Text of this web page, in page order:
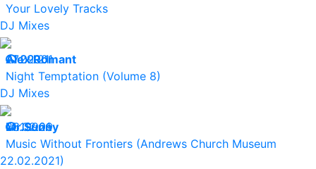
Your Lovely Tracks
DJ Mixes
27.02.21
29001
Alex Romant
Night Temptation (Volume 8)
DJ Mixes
26.02.21
19909
Mr.Sunny
Music Without Frontiers (Andrews Church Museum
22.02.2021)